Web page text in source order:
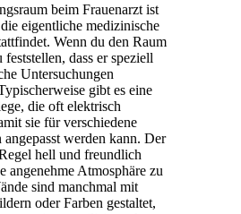
beim Frauenarzt ist
eigentliche medizinische
Wenn du den Raum
dass er speziell
Untersuchungen
gibt es eine
die oft elektrisch
sie für verschiedene
angepasst werden kann. Der
hell und freundlich
angenehme Atmosphäre zu
sind manchmal mit
oder Farben gestaltet,